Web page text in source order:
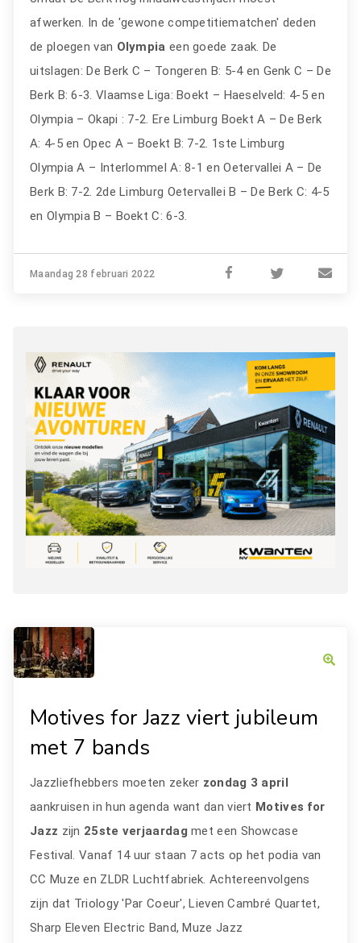
afwerken. In de 'gewone competitiematchen' deden
de ploegen van Olympia een goede zaak. De
uitslagen: De Berk C – Tongeren B: 5-4 en Genk C – De
Berk B: 6-3. Vlaamse Liga: Boekt – Haeselveld: 4-5 en
Olympia – Okapi : 7-2. Ere Limburg Boekt A – De Berk
A: 4-5 en Opec A – Boekt B: 7-2. 1ste Limburg
Olympia A – Interlommel A: 8-1 en Oetervallei A – De
Berk B: 7-2. 2de Limburg Oetervallei B – De Berk C: 4-5
en Olympia B – Boekt C: 6-3.
Maandag 28 februari 2022
Motives for Jazz viert jubileum
met 7 bands
Jazzliefhebbers moeten zeker zondag 3 april
aankruisen in hun agenda want dan viert Motives for
Jazz zijn 25ste verjaardag met een Showcase
Festival. Vanaf 14 uur staan 7 acts op het podia van
CC Muze en ZLDR Luchtfabriek. Achtereenvolgens
zijn dat Triology 'Par Coeur', Lieven Cambré Quartet,
Sharp Eleven Electric Band, Muze Jazz